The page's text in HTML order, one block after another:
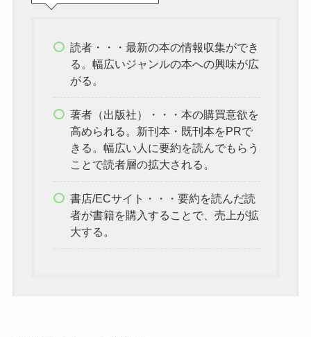
読者・・・最新の本の情報収集ができ
る。幅広いジャンルの本への興味が広
がる。
著者（出版社）・・・本の購買意欲を
高められる。新刊本・既刊本をPRで
きる。幅広い人に要約を読んでもらう
ことで読者層の拡大される。
書店/ECサイト・・・要約を読んだ読
者が書籍を購入することで、売上が拡
大する。